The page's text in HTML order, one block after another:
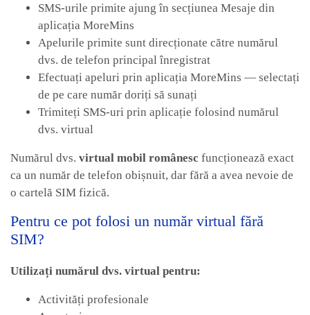
SMS-urile primite ajung în secțiunea Mesaje din
aplicația MoreMins
Apelurile primite sunt direcționate către numărul
dvs. de telefon principal înregistrat
Efectuați apeluri prin aplicația MoreMins — selectați
de pe care număr doriți să sunați
Trimiteți SMS-uri prin aplicație folosind numărul
dvs. virtual
Numărul dvs. virtual mobil românesc funcționează exact
ca un număr de telefon obișnuit, dar fără a avea nevoie de
o cartelă SIM fizică.
Pentru ce pot folosi un număr virtual fără
SIM?
Utilizați numărul dvs. virtual pentru:
Activități profesionale